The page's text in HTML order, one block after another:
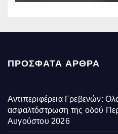
ΠΡΌΣΦΑΤΑ ΆΡΘΡΑ
Αντιπεριφέρεια Γρεβενών:
ασφαλτόστρωση της οδού
Αυγούστου 2026